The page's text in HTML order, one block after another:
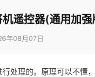
遥控器(通用加强
年08月07日
处理的。原理可以不懂